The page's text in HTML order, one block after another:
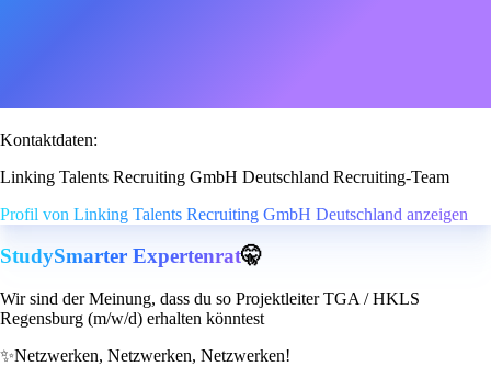
Kontaktdaten:
Linking Talents Recruiting GmbH Deutschland Recruiting-Team
Profil von Linking Talents Recruiting GmbH Deutschland anzeigen
StudySmarter Expertenrat🤫
Wir sind der Meinung, dass du so Projektleiter TGA / HKLS
Regensburg (m/w/d) erhalten könntest
✨Netzwerken, Netzwerken, Netzwerken!